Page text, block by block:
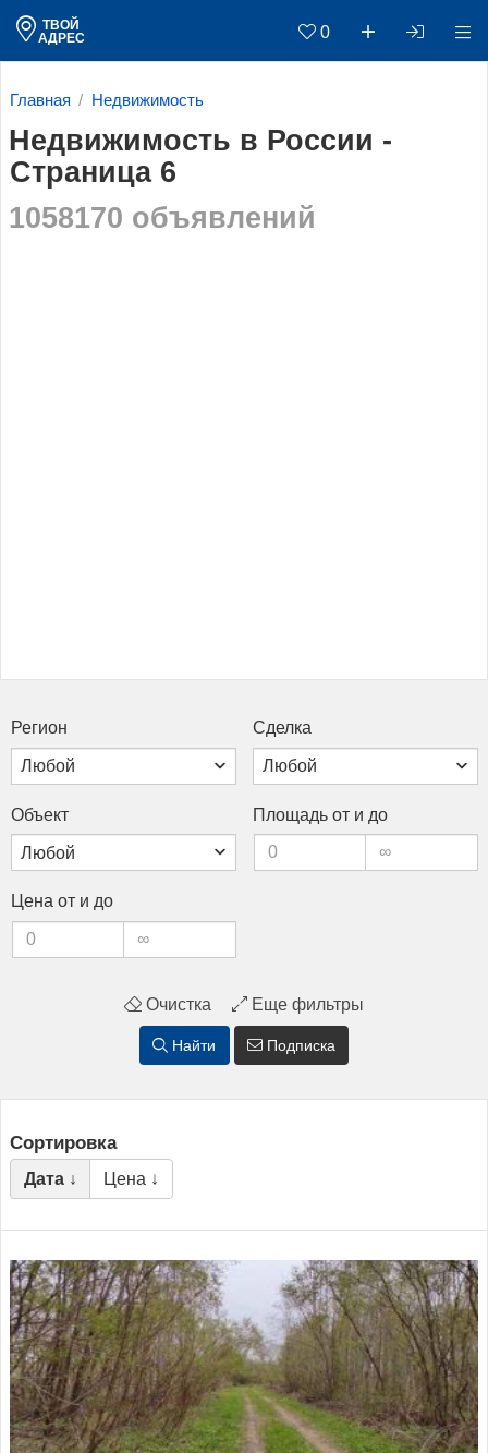
ТВОЙ
АДРЕС
0
Главная Недвижимость
Недвижимость в России -
Страница 6
1058170 объявлений
Ре­ги­он Сдел­ка
Объ­ект Пло­щадь от и до
Це­на от и до
Очистка Еще фильтры
Найти Подписка
Сортировка
Дата ↓ Цена ↓